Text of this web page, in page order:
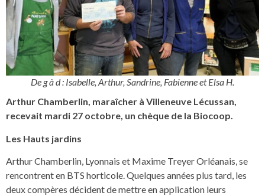
De g à d : Isabelle, Arthur, Sandrine, Fabienne et Elsa H.
Arthur Chamberlin, maraîcher à Villeneuve Lécussan,
recevait mardi 27 octobre, un chèque de la Biocoop.
Les Hauts jardins
Arthur Chamberlin, Lyonnais et Maxime Treyer Orléanais, se
rencontrent en BTS horticole. Quelques années plus tard, les
deux compères décident de mettre en application leurs